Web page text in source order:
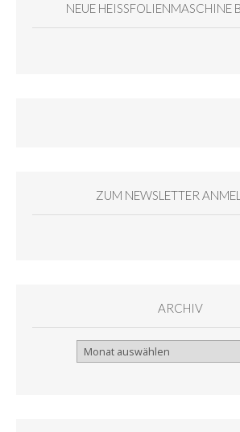
NEUE HEISSFOLIENMASCHINE
ZUM NEWSLETTER
ARCHIV
Archiv